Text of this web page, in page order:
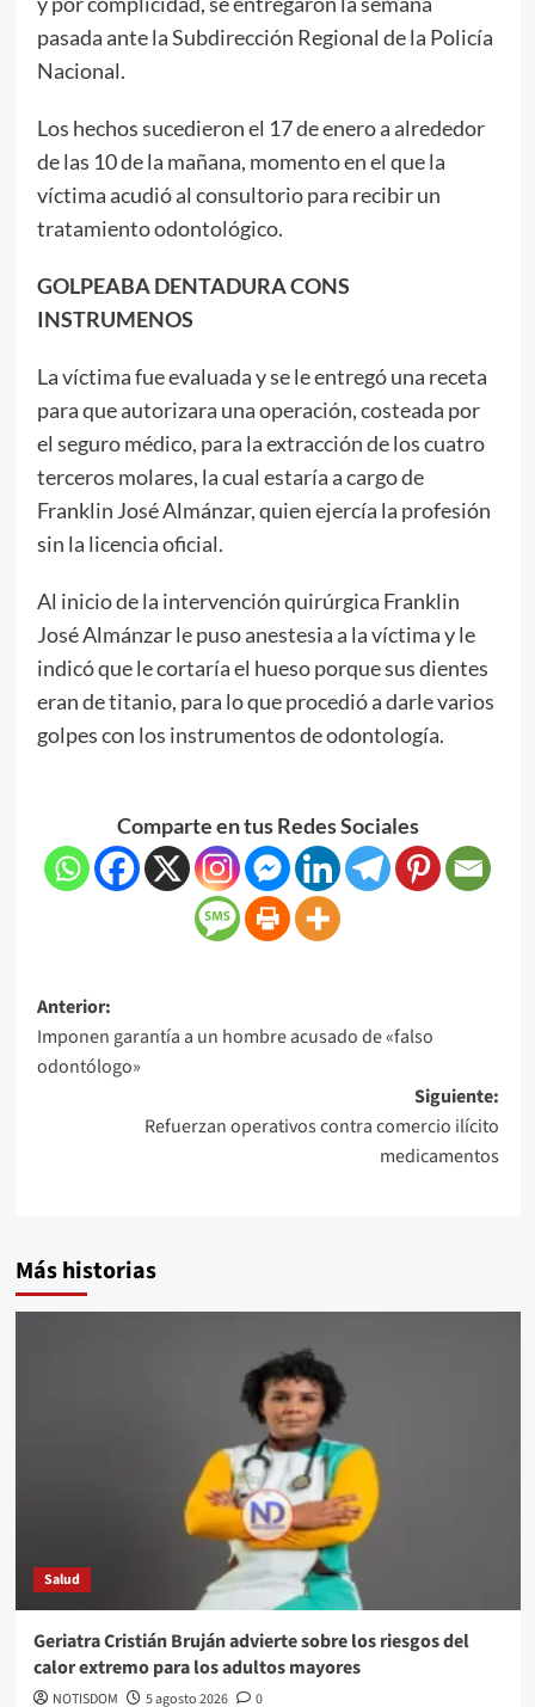
pasada ante la Subdirección Regional de la Policía
Nacional.
Los hechos sucedieron el 17 de enero a alrededor
de las 10 de la mañana, momento en el que la
víctima acudió al consultorio para recibir un
tratamiento odontológico.
GOLPEABA DENTADURA CONS
INSTRUMENOS
La víctima fue evaluada y se le entregó una receta
para que autorizara una operación, costeada por
el seguro médico, para la extracción de los cuatro
terceros molares, la cual estaría a cargo de
Franklin José Almánzar, quien ejercía la profesión
sin la licencia oficial.
Al inicio de la intervención quirúrgica Franklin
José Almánzar le puso anestesia a la víctima y le
indicó que le cortaría el hueso porque sus dientes
eran de titanio, para lo que procedió a darle varios
golpes con los instrumentos de odontología.
Comparte en tus Redes Sociales
Anterior:
Imponen garantía a un hombre acusado de «falso
odontólogo»
Siguiente:
Refuerzan operativos contra comercio ilícito
medicamentos
Más historias
Salud
Geriatra Cristián Bruján advierte sobre los riesgos del
calor extremo para los adultos mayores
NOTISDOM 5 agosto 2026 0